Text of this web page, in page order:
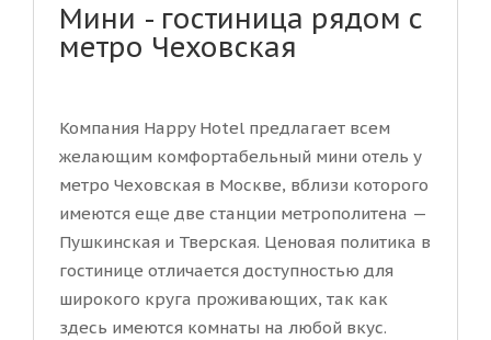
Мини - гостиница рядом с
метро Чеховская
Компания Happy Hotel предлагает всем
желающим комфортабельный мини отель у
метро Чеховская в Москве, вблизи которого
имеются еще две станции метрополитена —
Пушкинская и Тверская. Ценовая политика в
гостинице отличается доступностью для
широкого круга проживающих, так как
здесь имеются комнаты на любой вкус.